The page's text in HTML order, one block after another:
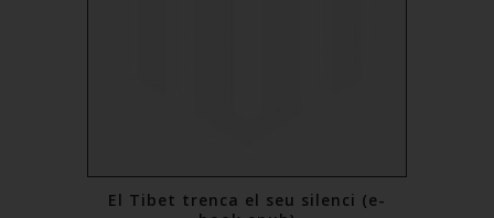
El Tibet trenca el seu silenci (e-